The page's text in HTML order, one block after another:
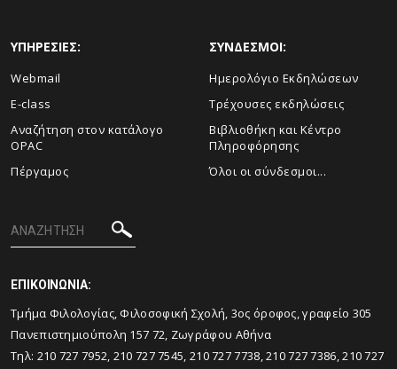
ΥΠΗΡΕΣΙΕΣ:
Webmail
E-class
Αναζήτηση στον κατάλογο
OPAC
Πέργαμος
ΣΥΝΔΕΣΜΟΙ:
Ημερολόγιο Εκδηλώσεων
Τρέχουσες εκδηλώσεις
Βιβλιοθήκη και Κέντρο
Πληροφόρησης
Όλοι οι σύνδεσμοι...
ΕΠΙΚΟΙΝΩΝΙΑ:
Tμήμα Φιλολογίας, Φιλοσοφική Σχολή, 3ος όροφος, γραφείο 305
Πανεπιστημιούπολη 157 72, Ζωγράφου Αθήνα
Τηλ: 210 727 7952, 210 727 7545, 210 727 7738, 210 727 7386, 210 727